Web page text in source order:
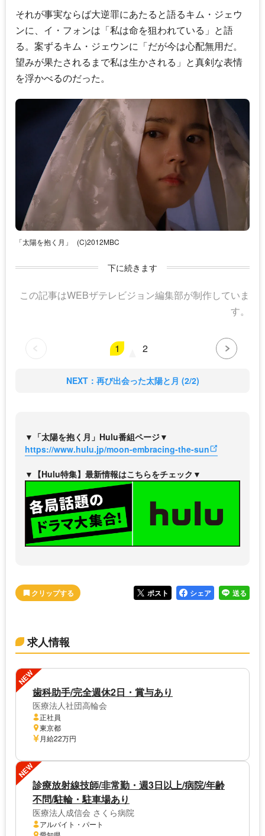
それが事実ならば大逆罪にあたると語るキム・ジェウ
ンに、イ・フォンは「私は命を狙われている」と語
る。案ずるキム・ジェウンに「だが今は心配無用だ。
望みが果たされるまで私は生かされる」と真剣な表情
を浮かべるのだった。
「太陽を抱く月」 (C)2012MBC
下に続きます
この記事はWEBザテレビジョン編集部が制作していま
す。
1 2
NEXT：再び出会った太陽と月 (2/2)
▼「太陽を抱く月」Hulu番組ページ▼
https://www.hulu.jp/moon-embracing-the-sun
▼【Hulu特集】最新情報はこちらをチェック▼
ポスト シェア 送る
求人情報
NEW
歯科助手/完全週休2日・賞与あり
医療法人社団高輪会
正社員
東京都
月給22万円
NEW
診療放射線技師/非常勤・週3日以上/病院/年齢
不問/駐輪・駐車場あり
医療法人成信会 さくら病院
アルバイト・パート